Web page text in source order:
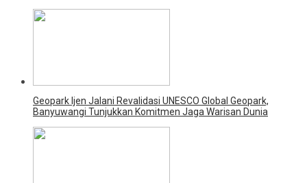
Geopark Ijen Jalani Revalidasi UNESCO Global Geopark,
Banyuwangi Tunjukkan Komitmen Jaga Warisan Dunia